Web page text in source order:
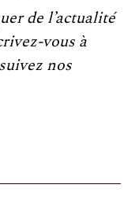
de l’actualité
vous à
nos